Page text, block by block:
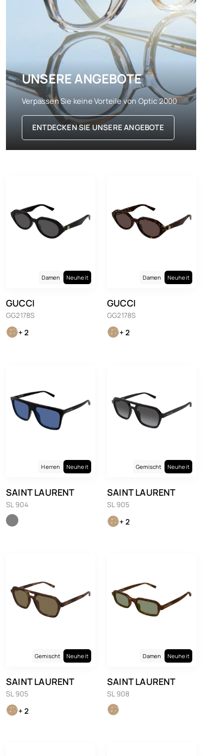
UNSERE ANGEBOTE
Verpassen Sie keine Vorteile von Optic 2000
ENTDECKEN SIE UNSERE ANGEBOTE
Damen Neuheit
GUCCI
GG2178S
+ 2
Damen Neuheit
GUCCI
GG2178S
+ 2
Herren Neuheit
SAINT LAURENT
SL 904
Gemischt Neuheit
SAINT LAURENT
SL 905
+ 2
Gemischt Neuheit
SAINT LAURENT
SL 905
+ 2
Damen Neuheit
SAINT LAURENT
SL 908